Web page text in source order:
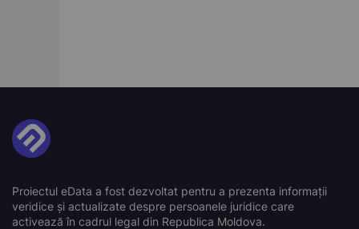
Proiectul eData a fost dezvoltat pentru a prezenta informații
veridice și actualizate despre persoanele juridice care
activează în cadrul legal din Republica Moldova.